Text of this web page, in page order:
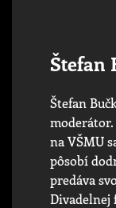
Štefan
Štefan
na VŠMU
pôsobí
predáva
Divadelnej